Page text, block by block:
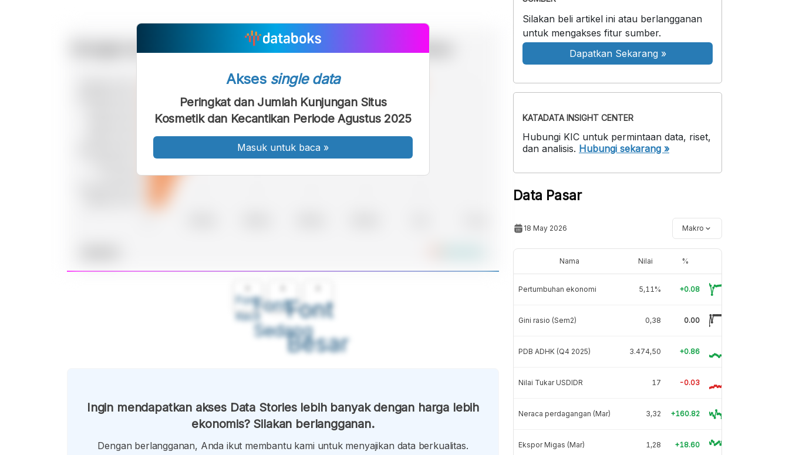
Font
Kecil
Font
Sedang
Font
Besar
Akses single data
Peringkat dan Jumlah Kunjungan Situs
Kosmetik dan Kecantikan Periode Agustus 2025
Masuk untuk baca »
Ingin mendapatkan akses Data Stories lebih banyak dengan harga lebih
ekonomis? Silakan berlangganan.
Dengan berlangganan, Anda ikut membantu kami untuk menyajikan data berkualitas.
Silakan beli artikel ini atau berlangganan
untuk mengakses fitur sumber.
Dapatkan Sekarang »
KATADATA INSIGHT CENTER
Hubungi KIC untuk permintaan data, riset,
dan analisis. Hubungi sekarang »
Data Pasar
18 May 2026 Makro
Nama Nilai %
Pertumbuhan ekonomi 5,11% +0.08
Gini rasio (Sem2) 0,38 0.00
PDB ADHK (Q4 2025) 3.474,50 +0.86
Nilai Tukar USDIDR 17 -0.03
Neraca perdagangan (Mar) 3,32 +160.82
Ekspor Migas (Mar) 1,28 +18.60